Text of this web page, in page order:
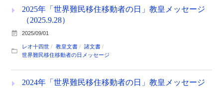
2025年「世界難民移住移動者の日」教皇メッセージ
（2025.9.28）
2025/09/01
レオ十四世 教皇文書
諸文書
世界難民移住移動者の日メッセージ
2024年「世界難民移住移動者の日」教皇メッセージ